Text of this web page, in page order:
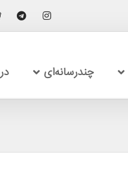
چندرسانه‌ای